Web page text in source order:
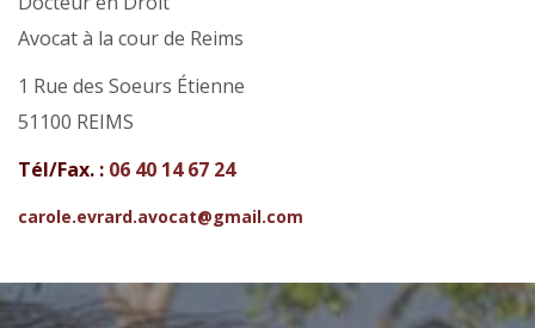
Avocat à la cour de Reims
1 Rue des Soeurs Étienne
51100 REIMS
Tél/Fax. : 06 40 14 67 24
carole.evrard.avocat@gmail.com